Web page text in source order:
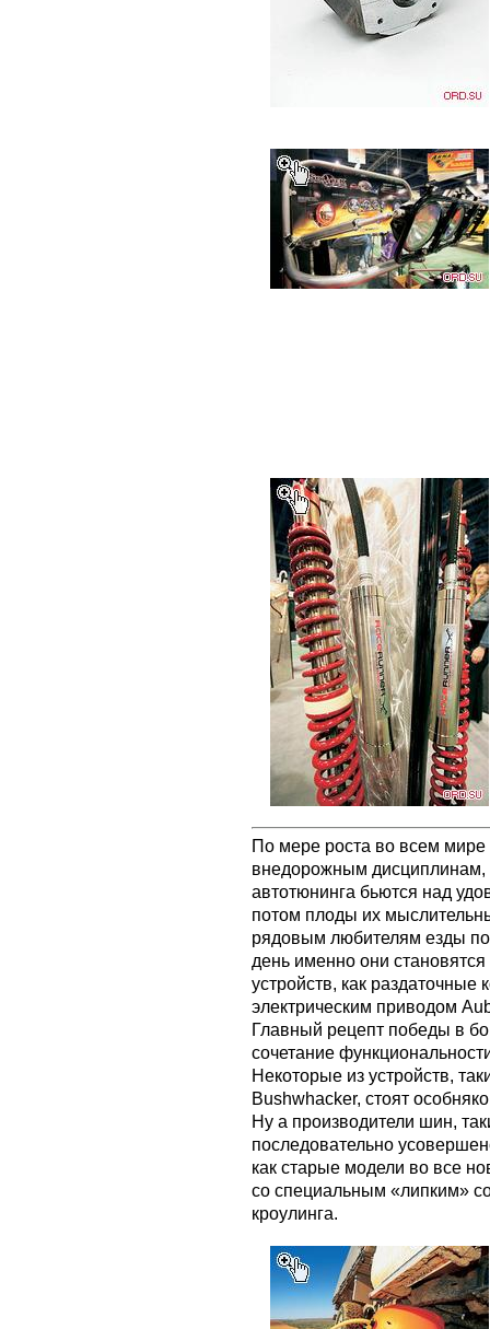
По мере роста во всем
внедорожным
автотюнинга бьются над
потом плоды их
рядовым любителям езды
день именно они
устройств, как раздаточные
электрическим приводом
Главный рецепт победы в
сочетание
Некоторые из устройств,
Bushwhacker, стоят
Ну а производители шин,
последовательно
как старые модели во все
со специальным «липким»
кроулинга.